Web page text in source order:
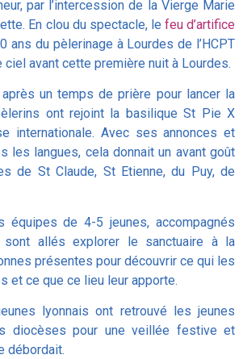
par l’intercession de la Vierge Marie
En clou du spectacle, le feu d’artifice
ans du pèlerinage à Lourdes de l’HCPT
avant cette première nuit à Lourdes.
un temps de prière pour lancer la
ont rejoint la basilique St Pie X
internationale. Avec ses annonces et
les langues, cela donnait un avant goût
de St Claude, St Etienne, du Puy, de
équipes de 4-5 jeunes, accompagnés
sont allés explorer le sanctuaire à la
présentes pour découvrir ce qui les
et ce que ce lieu leur apporte.
lyonnais ont retrouvé les jeunes
diocèses pour une veillée festive et
débordait.